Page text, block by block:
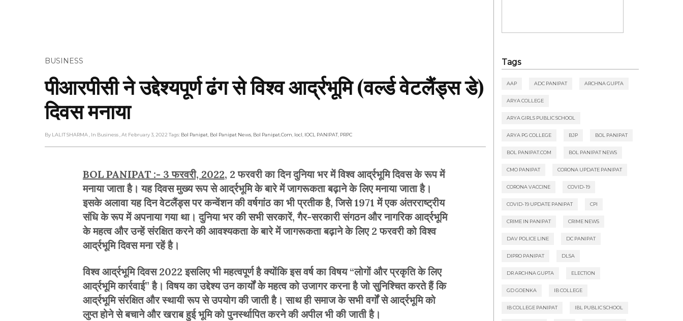
BUSINESS
पीआरपीसी ने उद्देश्यपूर्ण ढंग से विश्व आर्द्रभूमि (वर्ल्ड वेटलैंड्स डे)
दिवस मनाया
By LALIT SHARMA , In Business , At February 3, 2022 Tags: Bol Panipat Bol Panipat News Bol Panipat.com Iocl IOCL PANIPAT PRPC
BOL PANIPAT :- 3 फरवरी, 2022, 2 फरवरी का दिन दुनिया भर में विश्व आर्द्रभूमि दिवस के रूप में
मनाया जाता है। यह दिवस मुख्य रूप से आर्द्रभूमि के बारे में जागरूकता बढ़ाने के लिए मनाया जाता है।
इसके अलावा यह दिन वेटलैंड्स पर कन्वेंशन की वर्षगांठ का भी प्रतीक है, जिसे 1971 में एक अंतरराष्ट्रीय
संधि के रूप में अपनाया गया था। दुनिया भर की सभी सरकारें, गैर-सरकारी संगठन और नागरिक आर्द्रभूमि
के महत्व और उन्हें संरक्षित करने की आवश्यकता के बारे में जागरूकता बढ़ाने के लिए 2 फरवरी को विश्व
आर्द्रभूमि दिवस मना रहें है।
विश्व आर्द्रभूमि दिवस 2022 इसलिए भी महत्वपूर्ण है क्योंकि इस वर्ष का विषय “लोगों और प्रकृति के लिए
आर्द्रभूमि कार्रवाई” है। विषय का उद्देश्य उन कार्यों के महत्व को उजागर करना है जो सुनिश्चित करते हैं कि
आर्द्रभूमि संरक्षित और स्थायी रूप से उपयोग की जाती है। साथ ही समाज के सभी वर्गों से आर्द्रभूमि को
लुप्त होने से बचाने और खराब हुई भूमि को पुनर्स्थापित करने की अपील भी की जाती है।
Tags
AAP ADC PANIPAT ARCHNA GUPTA
ARYA COLLEGE
ARYA GIRLS PUBLIC SCHOOL
ARYA PG COLLEGE BJP BOL PANIPAT
BOL PANIPAT.COM BOL PANIPAT NEWS
CMO PANIPAT CORONA UPDATE PANIPAT
CORONA VACCINE COVID-19
COVID-19 UPDATE PANIPAT CPI
CRIME IN PANIPAT CRIME NEWS
DAV POLICE LINE DC PANIPAT
DIPRO PANIPAT DLSA
DR ARCHNA GUPTA ELECTION
GD GOENKA IB COLLEGE
IB COLLEGE PANIPAT IBL PUBLIC SCHOOL